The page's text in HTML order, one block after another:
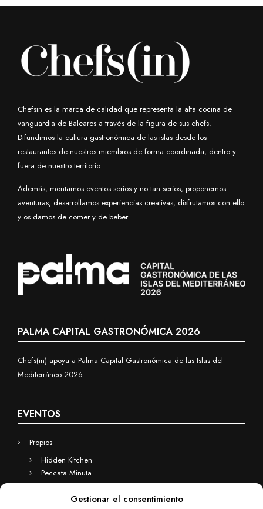
Gestionar el consentimiento
Chefsin es la marca de calidad que representa la alta cocina de
vanguardia de Baleares a través de la figura de sus chefs.
Difundimos la cultura gastronómica de las islas desde los
restaurantes de nuestros miembros de forma coordinada, dentro y
fuera de nuestro territorio.
Además, montamos eventos serios y no tan serios, proponemos
aventuras, desarrollamos experiencias creativas, disfrutamos con ello
y os damos de comer y de beber.
PALMA CAPITAL GASTRONÓMICA 2026
Chefs(in) apoya a Palma Capital Gastronómica de las Islas del
Mediterráneo 2026
EVENTOS
Propios
Hidden Kitchen
Peccata Minuta
Eventos a medida